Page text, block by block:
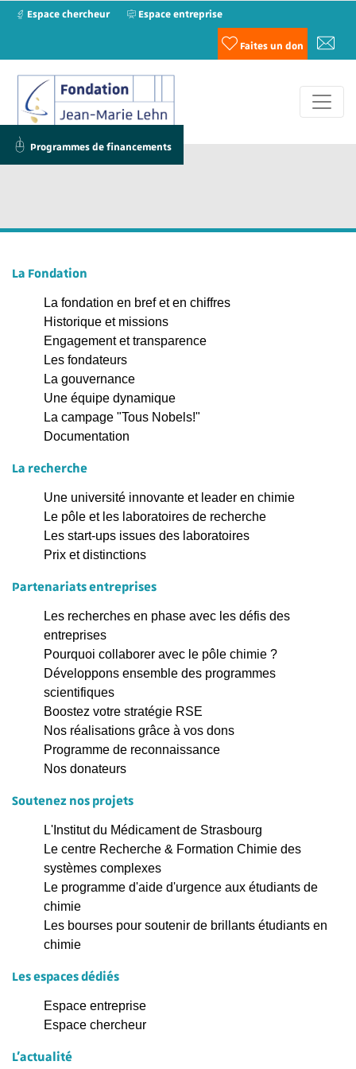
Espace chercheur Espace entreprise
Faites un don
Programmes de financements
La Fondation
La fondation en bref et en chiffres
Historique et missions
Engagement et transparence
Les fondateurs
La gouvernance
Une équipe dynamique
La campage "Tous Nobels!"
Documentation
La recherche
Une université innovante et leader en chimie
Le pôle et les laboratoires de recherche
Les start-ups issues des laboratoires
Prix et distinctions
Partenariats entreprises
Les recherches en phase avec les défis des
entreprises
Pourquoi collaborer avec le pôle chimie ?
Développons ensemble des programmes
scientifiques
Boostez votre stratégie RSE
Nos réalisations grâce à vos dons
Programme de reconnaissance
Nos donateurs
Soutenez nos projets
L'Institut du Médicament de Strasbourg
Le centre Recherche & Formation Chimie des
systèmes complexes
Le programme d'aide d'urgence aux étudiants de
chimie
Les bourses pour soutenir de brillants étudiants en
chimie
Les espaces dédiés
Espace entreprise
Espace chercheur
L'actualité